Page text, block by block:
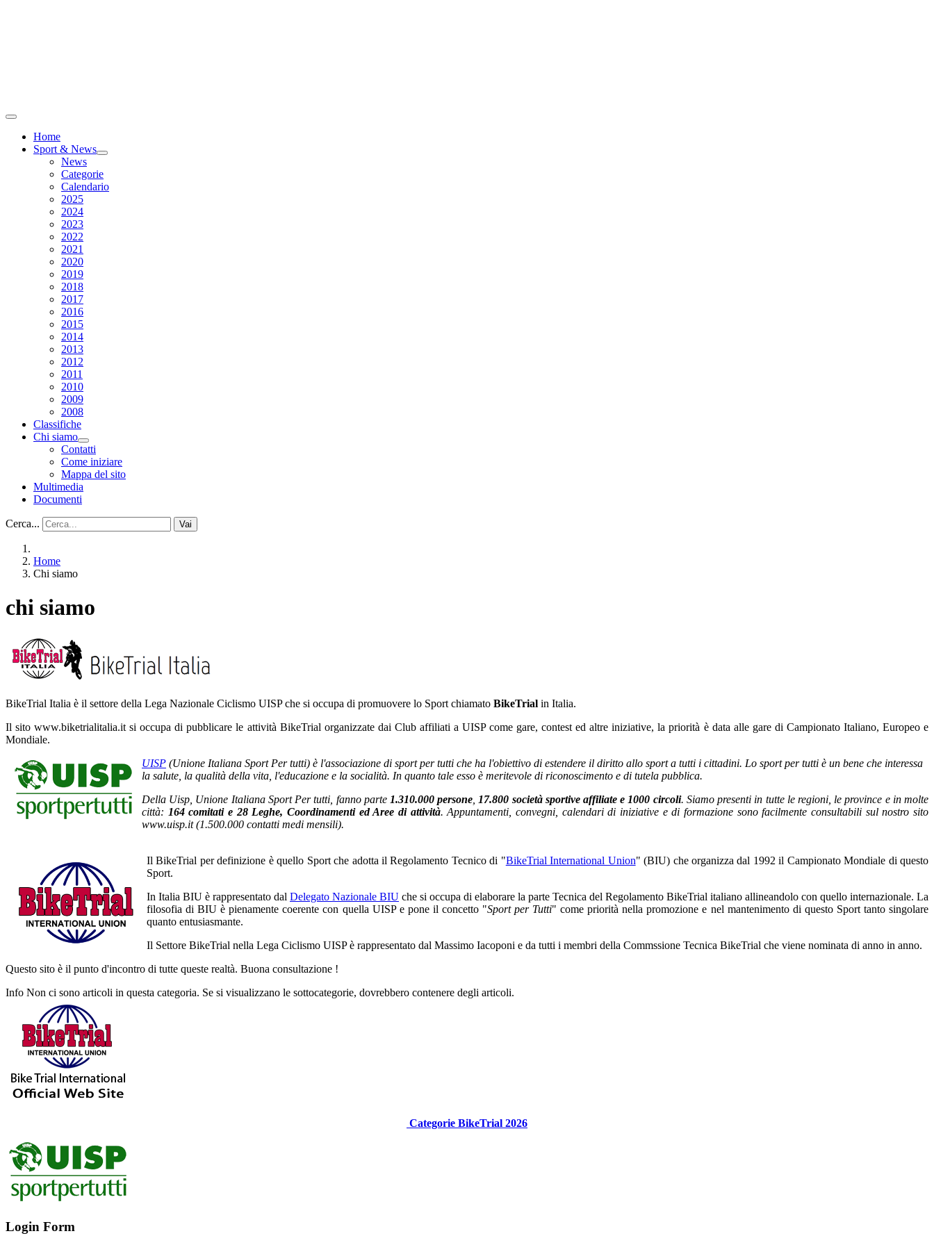
Home
Sport & News
News
Categorie
Calendario
2025
2024
2023
2022
2021
2020
2019
2018
2017
2016
2015
2014
2013
2012
2011
2010
2009
2008
Classifiche
Chi siamo
Contatti
Come iniziare
Mappa del sito
Multimedia
Documenti
Cerca... Vai
Home
Chi siamo
chi siamo
BikeTrial Italia è il settore della Lega Nazionale Ciclismo UISP che si occupa di promuovere lo Sport chiamato BikeTrial in Italia.
Il sito www.biketrialitalia.it si occupa di pubblicare le attività BikeTrial organizzate dai Club affiliati a UISP come gare, contest ed altre iniziative, la priorità è data alle gare di Campionato Italiano, Europeo e
Mondiale.
UISP (Unione Italiana Sport Per tutti) è l'associazione di sport per tutti che ha l'obiettivo di estendere il diritto allo sport a tutti i cittadini. Lo sport per tutti è un bene che interessa
la salute, la qualità della vita, l'educazione e la socialità. In quanto tale esso è meritevole di riconoscimento e di tutela pubblica.
Della Uisp, Unione Italiana Sport Per tutti, fanno parte 1.310.000 persone 17.800 società sportive affiliate e 1000 circoli. Siamo presenti in tutte le regioni, le province e in molte
città: 164 comitati e 28 Leghe, Coordinamenti ed Aree di attività. Appuntamenti, convegni, calendari di iniziative e di formazione sono facilmente consultabili sul nostro sito
www.uisp.it (1.500.000 contatti medi mensili).
Il BikeTrial per definizione è quello Sport che adotta il Regolamento Tecnico di "BikeTrial International Union" (BIU) che organizza dal 1992 il Campionato Mondiale di questo
Sport.
In Italia BIU è rappresentato dal Delegato Nazionale BIU che si occupa di elaborare la parte Tecnica del Regolamento BikeTrial italiano allineandolo con quello internazionale. La
filosofia di BIU è pienamente coerente con quella UISP e pone il concetto "Sport per Tutti" come priorità nella promozione e nel mantenimento di questo Sport tanto singolare
quanto entusiasmante.
Il Settore BikeTrial nella Lega Ciclismo UISP è rappresentato dal Massimo Iacoponi e da tutti i membri della Commssione Tecnica BikeTrial che viene nominata di anno in anno.
Questo sito è il punto d'incontro di tutte queste realtà. Buona consultazione !
Info Non ci sono articoli in questa categoria. Se si visualizzano le sottocategorie, dovrebbero contenere degli articoli.
Categorie BikeTrial 2026
Login Form